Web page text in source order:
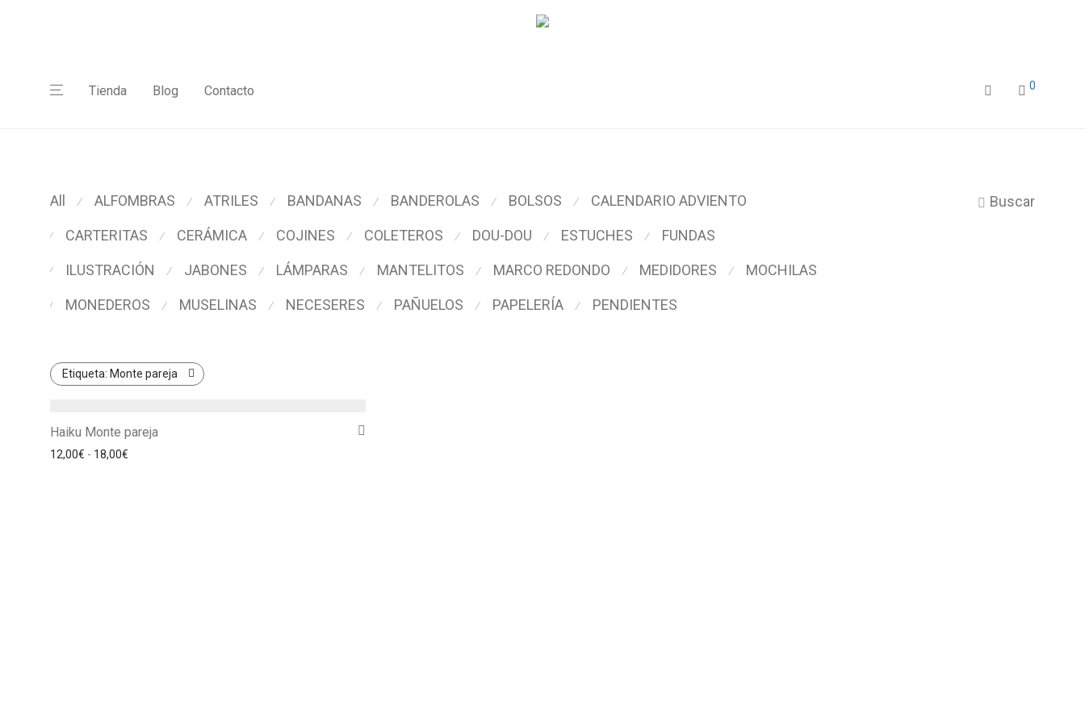
Tienda Blog Contacto 0
Buscar
All ⁄ ALFOMBRAS ⁄ ATRILES ⁄ BANDANAS ⁄ BANDEROLAS ⁄ BOLSOS ⁄ CALENDARIO ADVIENTO
⁄ CARTERITAS ⁄ CERÁMICA ⁄ COJINES ⁄ COLETEROS ⁄ DOU-DOU ⁄ ESTUCHES ⁄ FUNDAS
⁄ ILUSTRACIÓN ⁄ JABONES ⁄ LÁMPARAS ⁄ MANTELITOS ⁄ MARCO REDONDO ⁄ MEDIDORES ⁄ MOCHILAS
⁄ MONEDEROS ⁄ MUSELINAS ⁄ NECESERES ⁄ PAÑUELOS ⁄ PAPELERÍA ⁄ PENDIENTES
Etiqueta: Monte pareja
Haiku Monte pareja
12,00€ - 18,00€